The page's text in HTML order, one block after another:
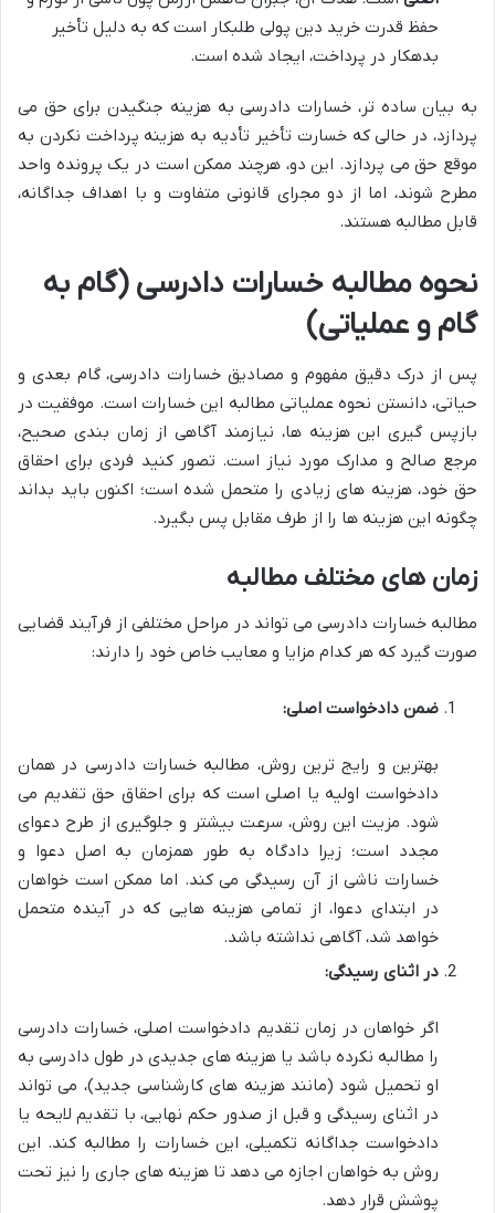
حفظ قدرت خرید دین پولی طلبکار است که به دلیل تأخیر
بدهکار در پرداخت، ایجاد شده است.
به بیان ساده تر، خسارات دادرسی به هزینه جنگیدن برای حق می
پردازد، در حالی که خسارت تأخیر تأدیه به هزینه پرداخت نکردن به
موقع حق می پردازد. این دو، هرچند ممکن است در یک پرونده واحد
مطرح شوند، اما از دو مجرای قانونی متفاوت و با اهداف جداگانه،
قابل مطالبه هستند.
نحوه مطالبه خسارات دادرسی (گام به
گام و عملیاتی)
پس از درک دقیق مفهوم و مصادیق خسارات دادرسی، گام بعدی و
حیاتی، دانستن نحوه عملیاتی مطالبه این خسارات است. موفقیت در
بازپس گیری این هزینه ها، نیازمند آگاهی از زمان بندی صحیح،
مرجع صالح و مدارک مورد نیاز است. تصور کنید فردی برای احقاق
حق خود، هزینه های زیادی را متحمل شده است؛ اکنون باید بداند
چگونه این هزینه ها را از طرف مقابل پس بگیرد.
زمان های مختلف مطالبه
مطالبه خسارات دادرسی می تواند در مراحل مختلفی از فرآیند قضایی
صورت گیرد که هر کدام مزایا و معایب خاص خود را دارند:
ضمن دادخواست اصلی:
بهترین و رایج ترین روش، مطالبه خسارات دادرسی در همان
دادخواست اولیه یا اصلی است که برای احقاق حق تقدیم می
شود. مزیت این روش، سرعت بیشتر و جلوگیری از طرح دعوای
مجدد است؛ زیرا دادگاه به طور همزمان به اصل دعوا و
خسارات ناشی از آن رسیدگی می کند. اما ممکن است خواهان
در ابتدای دعوا، از تمامی هزینه هایی که در آینده متحمل
خواهد شد، آگاهی نداشته باشد.
در اثنای رسیدگی:
اگر خواهان در زمان تقدیم دادخواست اصلی، خسارات دادرسی
را مطالبه نکرده باشد یا هزینه های جدیدی در طول دادرسی به
او تحمیل شود (مانند هزینه های کارشناسی جدید)، می تواند
در اثنای رسیدگی و قبل از صدور حکم نهایی، با تقدیم لایحه یا
دادخواست جداگانه تکمیلی، این خسارات را مطالبه کند. این
روش به خواهان اجازه می دهد تا هزینه های جاری را نیز تحت
پوشش قرار دهد.